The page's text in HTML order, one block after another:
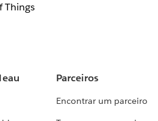
Things
Parceiros
Encontrar um parceiro